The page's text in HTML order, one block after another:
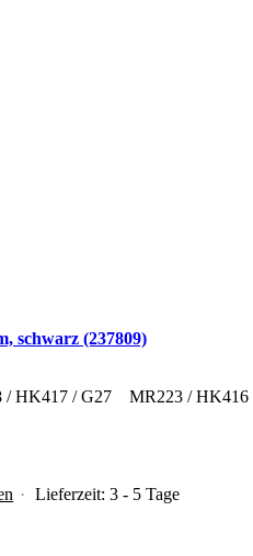
schwarz (237809)
/ HK417 / G27 MR223 / HK416
Lieferzeit:3 - 5 Tage